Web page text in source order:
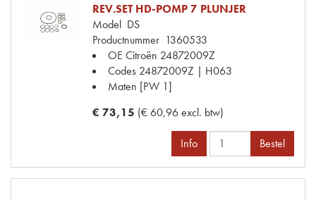
REV.SET HD-POMP 7 PLUNJER
Model DS
Productnummer 1360533
OE Citroën 24872009Z
Codes 24872009Z | H063
Maten [PW 1]
€ 73,15 (€ 60,96 excl. btw)
Info Bestel